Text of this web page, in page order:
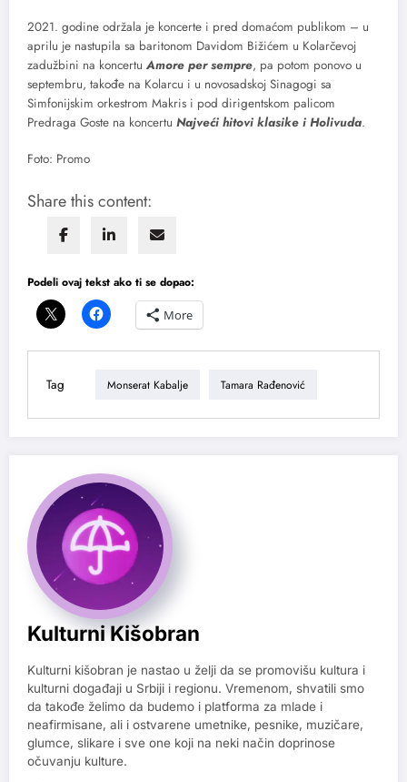
2021. godine održala je koncerte i pred domaćom publikom – u
aprilu je nastupila sa baritonom Davidom Bižićem u Kolarčevoj
zadužbini na koncertu Amore per sempre, pa potom ponovo u
septembru, takođe na Kolarcu i u novosadskoj Sinagogi sa
Simfonijskim orkestrom Makris i pod dirigentskom palicom
Predraga Goste na koncertu Najveći hitovi klasike i Holivuda.
Foto: Promo
Share this content:
Podeli ovaj tekst ako ti se dopao:
More
Tag Monserat Kabalje Tamara Rađenović
Kulturni Kišobran
Kulturni kišobran je nastao u želji da se promovišu kultura i
kulturni događaji u Srbiji i regionu. Vremenom, shvatili smo
da takođe želimo da budemo i platforma za mlade i
neafirmisane, ali i ostvarene umetnike, pesnike, muzičare,
glumce, slikare i sve one koji na neki način doprinose
očuvanju kulture.